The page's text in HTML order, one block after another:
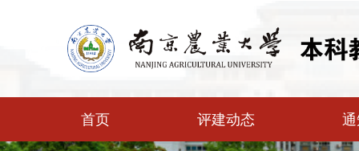
首页 评建动态